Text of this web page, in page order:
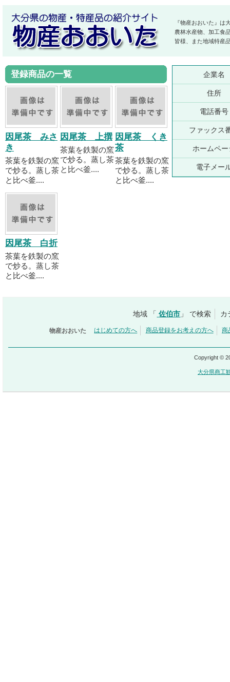
『物産おおいた』は
農林水産物、加工食
皆様、また地域特産
登録商品の一覧
因尾茶 みさ
き
茶葉を鉄製の窯
で炒る。蒸し茶
と比べ釜....
因尾茶 上撰
茶葉を鉄製の窯
で炒る。蒸し茶
と比べ釜....
因尾茶 くき
茶
茶葉を鉄製の窯
で炒る。蒸し茶
と比べ釜....
因尾茶 白折
茶葉を鉄製の窯
で炒る。蒸し茶
と比べ釜....
企業名
住所
電話番号
ファックス
ホームペー
電子メー
地域 「 佐伯市 」 で検索 カ
物産おおいた はじめての方へ 商品登録をお考えの方へ 商
Copyright ©
大分県商工